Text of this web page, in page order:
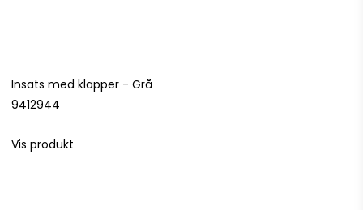
Insats med klapper - Grå
9412944
Vis produkt